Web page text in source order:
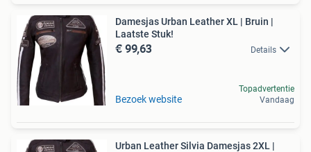
Damesjas Urban Leather XL | Bruin |
Laatste Stuk!
€ 99,63 Details
Bezoek website
Topadvertentie
Vandaag
Urban Leather Silvia Damesjas 2XL |